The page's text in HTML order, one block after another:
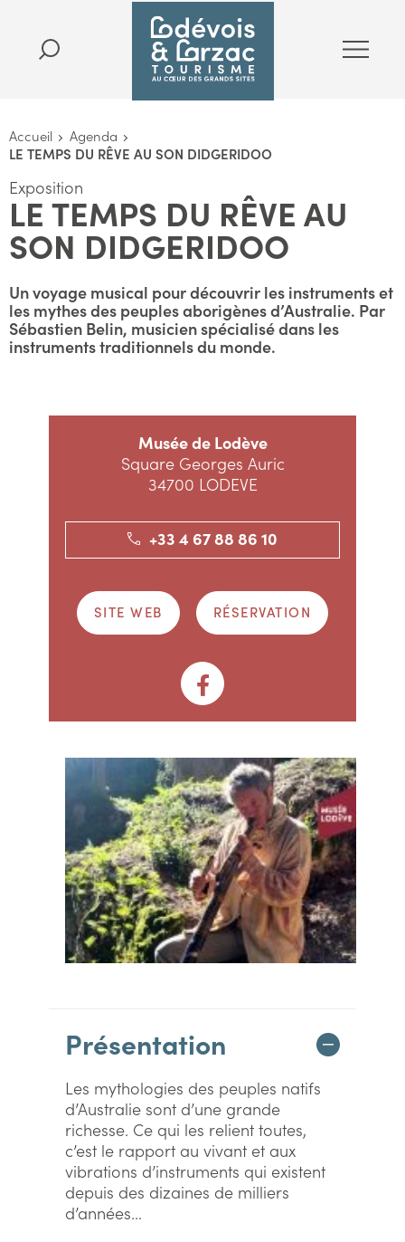
Accueil
Agenda
LE TEMPS DU RÊVE AU SON DIDGERIDOO
Exposition
LE TEMPS DU RÊVE AU
SON DIDGERIDOO
Un voyage musical pour découvrir les instruments et
les mythes des peuples aborigènes d’Australie. Par
Sébastien Belin, musicien spécialisé dans les
instruments traditionnels du monde.
Musée de Lodève
Square Georges Auric
34700 LODEVE
+33 4 67 88 86 10
SITE WEB RÉSERVATION
Présentation
Les mythologies des peuples natifs
d’Australie sont d’une grande
richesse. Ce qui les relient toutes,
c’est le rapport au vivant et aux
vibrations d’instruments qui existent
depuis des dizaines de milliers
d’années...